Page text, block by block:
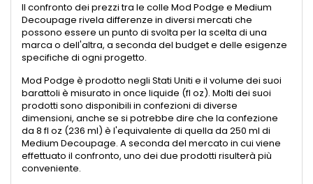
Il confronto dei prezzi tra le colle Mod Podge e Medium
Decoupage rivela differenze in diversi mercati che
possono essere un punto di svolta per la scelta di una
marca o dell'altra, a seconda del budget e delle esigenze
specifiche di ogni progetto.
Mod Podge è prodotto negli Stati Uniti e il volume dei suoi
barattoli è misurato in once liquide (fl oz). Molti dei suoi
prodotti sono disponibili in confezioni di diverse
dimensioni, anche se si potrebbe dire che la confezione
da 8 fl oz (236 ml) è l'equivalente di quella da 250 ml di
Medium Decoupage. A seconda del mercato in cui viene
effettuato il confronto, uno dei due prodotti risulterà più
conveniente.